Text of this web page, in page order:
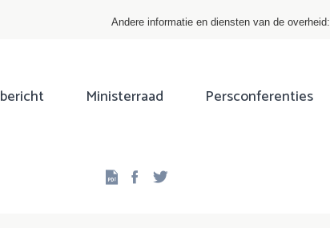
Andere informatie en diensten van de overheid:
Ministerraad Persconferenties
Facebook